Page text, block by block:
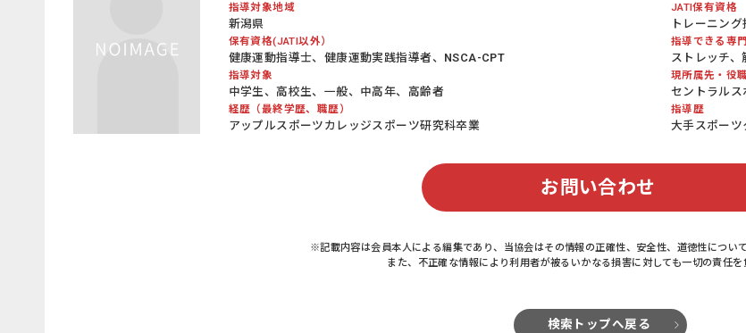
指導対象地域
新潟県
JATI保有資格
トレーニン
保有資格(JATI以外）
健康運動指導士、健康運動実践指導者、NSCA-CPT
指導できる専
ストレッチ
指導対象
中学生、高校生、一般、中高年、高齢者
現所属先・役職
セントラルス
経歴（最終学歴、職歴）
アップルスポーツカレッジスポーツ研究科卒業
指導歴
大手スポー
お問い合わせ
※記載内容は会員本人による編集であり、当協会はその情報の正確性、安全性、道徳性につい
また、不正確な情報により利用者が被るいかなる損害に対しても一切の責任を
検索トップへ戻る